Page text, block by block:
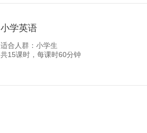
小学英语
适合人群：小学生
共15课时，每课时60分钟